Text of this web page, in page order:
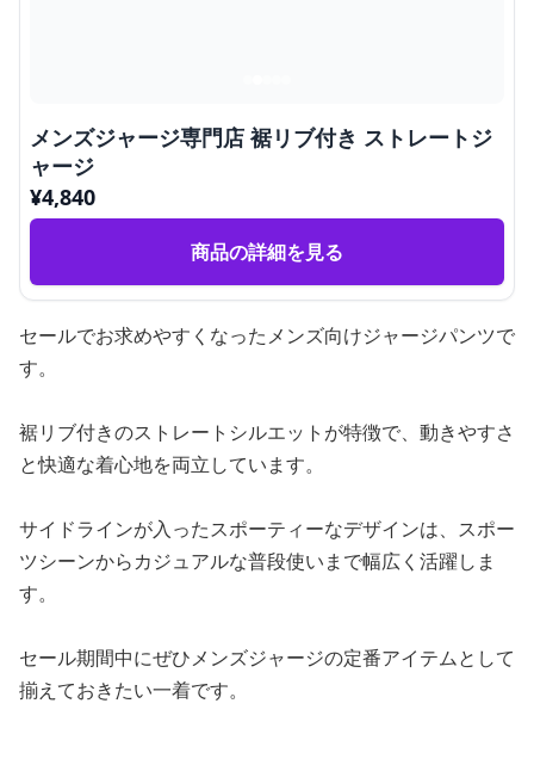
メンズジャージ専門店 裾リブ付き ストレートジ
ャージ
¥4,840
商品の詳細を見る
セールでお求めやすくなったメンズ向けジャージパンツで
す。
裾リブ付きのストレートシルエットが特徴で、動きやすさ
と快適な着心地を両立しています。
サイドラインが入ったスポーティーなデザインは、スポー
ツシーンからカジュアルな普段使いまで幅広く活躍しま
す。
セール期間中にぜひメンズジャージの定番アイテムとして
揃えておきたい一着です。